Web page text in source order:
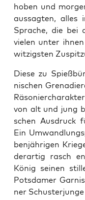
hoben und
aus­sag­ten, alles
Spra­che, die bei
vie­len unter
wit­zigs­ten
Die­se zu
ni­schen
von alt und jung
schen Aus­druck
Ein
ben­jäh­ri­gen
der­ar­tig rasch
König sei­nen
Pots­da­mer
ner